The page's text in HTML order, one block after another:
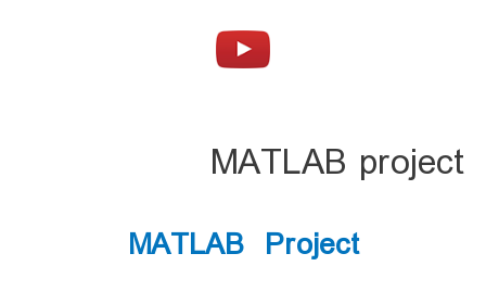
MATLAB project
MATLAB Project